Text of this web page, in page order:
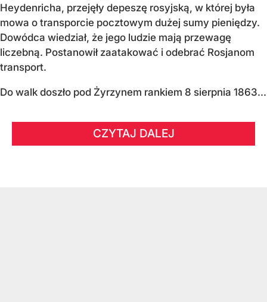
Heydenricha, przejęły depeszę rosyjską, w której była
mowa o transporcie pocztowym dużej sumy pieniędzy.
Dowódca wiedział, że jego ludzie mają przewagę
liczebną. Postanowił zaatakować i odebrać Rosjanom
transport.
Do walk doszło pod Żyrzynem rankiem 8 sierpnia 1863...
CZYTAJ DALEJ